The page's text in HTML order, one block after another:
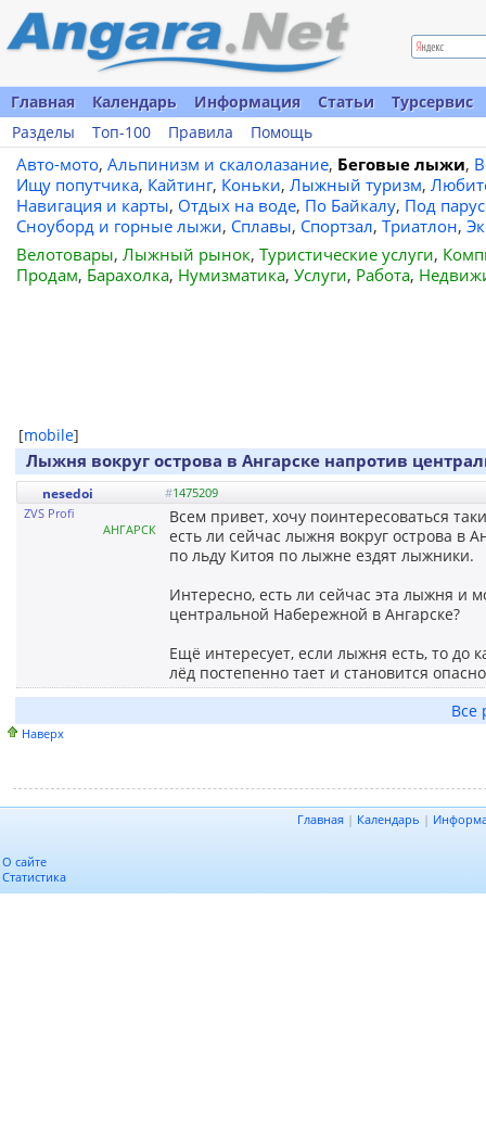
Главная Календарь Информация Статьи
Турсервис
Разделы
Топ-100 Правила Помощь
Авто-мото, Альпинизм и скалолазание, Беговые лыжи,
Ищу попутчика, Кайтинг, Коньки, Лыжный туризм,
Навигация и карты, Отдых на воде, По Байкалу, Под
Сноуборд и горные лыжи, Сплавы, Спортзал, Триатлон,
Велотовары, Лыжный рынок, Туристические услуги,
Продам, Барахолка, Нумизматика, Услуги, Работа,
[mobile]
Лыжня вокруг острова в Ангарске напротив
nesedoi #1475209
ZVS Profi
АНГАРСК
Всем привет, хочу поинтересоваться
есть ли сейчас лыжня вокруг острова в
по льду Китоя по лыжне ездят лыжники.
Интересно, есть ли сейчас эта лыжня и
центральной Набережной в Ангарске?
Ещё интересует, если лыжня есть, то до
лёд постепенно тает и становится
Все
Наверх
Главная | Календарь |
О сайте
Статистика